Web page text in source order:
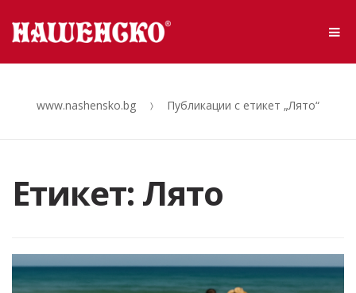
Skip to navigation
Skip to content
www.nashensko.bg Публикации с етикет „Лято“
Етикет: Лято